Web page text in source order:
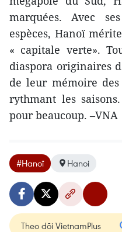
marquées. Avec
espèces, Hanoï
« capitale verte».
diaspora originaires
de leur mémoire
rythmant les
pour beaucoup. –VNA
#Hanoï Hanoi
Theo dõi VietnamPlus